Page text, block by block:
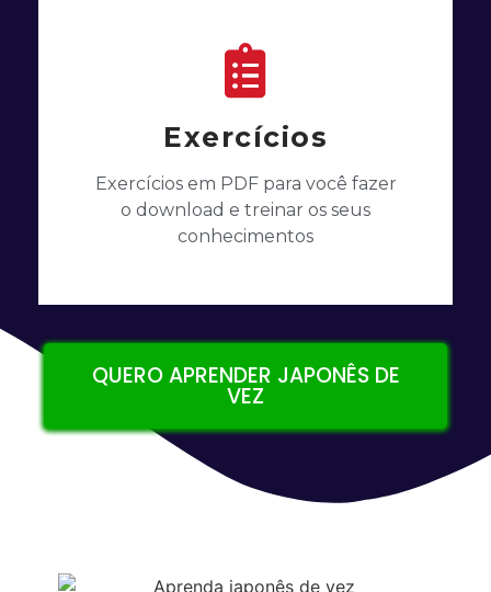
Exercícios
Exercícios em PDF para você fazer
o download e treinar os seus
conhecimentos
QUERO APRENDER JAPONÊS DE
VEZ